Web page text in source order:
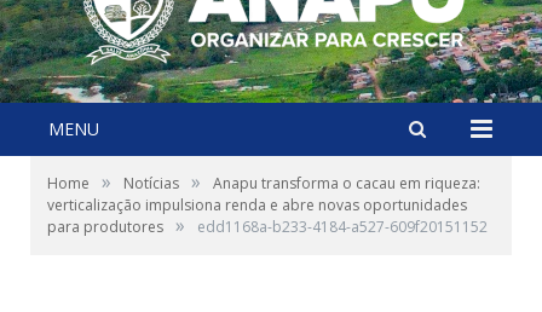
MENU
Home » Notícias »
Anapu transforma o cacau em riqueza:
verticalização impulsiona renda e abre novas oportunidades
para produtores » edd1168a-b233-4184-a527-609f20151152